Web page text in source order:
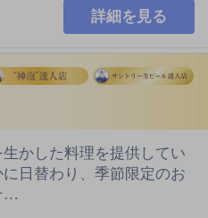
詳細を見る
かした料理を提供してい
日替わり、季節限定のお
…